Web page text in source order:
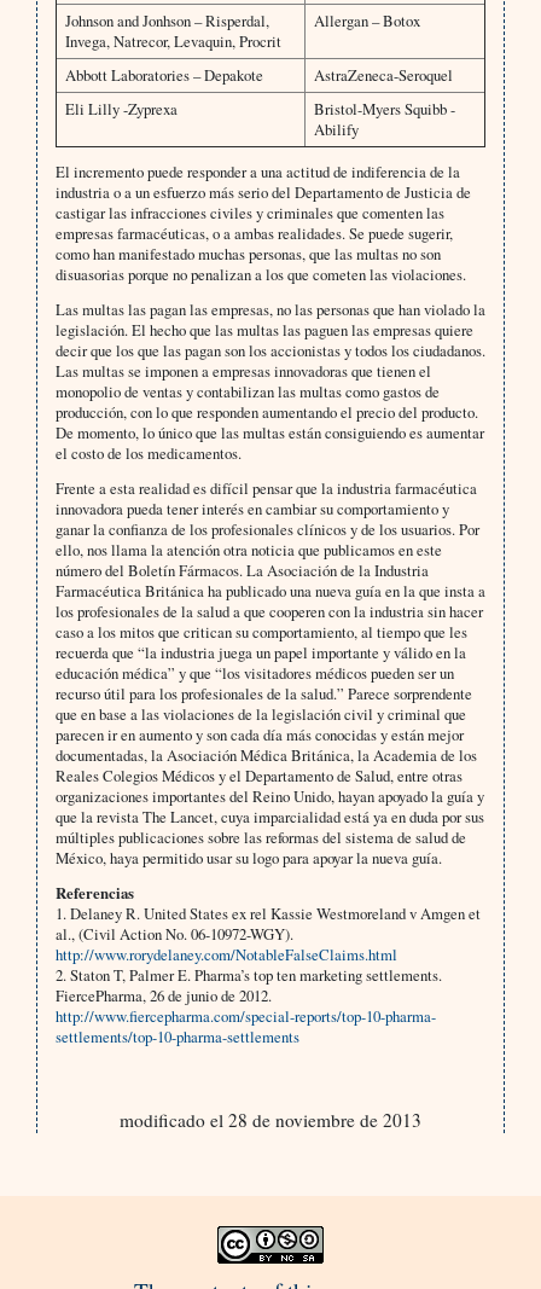
Johnson and Jonhson – Risperdal,
Invega, Natrecor, Levaquin, Procrit
Allergan – Botox
Abbott Laboratories – Depakote
AstraZeneca-Seroquel
Eli Lilly -Zyprexa
Bristol-Myers Squibb -
Abilify
El incremento puede responder a una actitud de indiferencia de la
industria o a un esfuerzo más serio del Departamento de Justicia de
castigar las infracciones civiles y criminales que comenten las
empresas farmacéuticas, o a ambas realidades. Se puede sugerir,
como han manifestado muchas personas, que las multas no son
disuasorias porque no penalizan a los que cometen las violaciones.
Las multas las pagan las empresas, no las personas que han violado la
legislación. El hecho que las multas las paguen las empresas quiere
decir que los que las pagan son los accionistas y todos los ciudadanos.
Las multas se imponen a empresas innovadoras que tienen el
monopolio de ventas y contabilizan las multas como gastos de
producción, con lo que responden aumentando el precio del producto.
De momento, lo único que las multas están consiguiendo es aumentar
el costo de los medicamentos.
Frente a esta realidad es difícil pensar que la industria farmacéutica
innovadora pueda tener interés en cambiar su comportamiento y
ganar la confianza de los profesionales clínicos y de los usuarios. Por
ello, nos llama la atención otra noticia que publicamos en este
número del Boletín Fármacos. La Asociación de la Industria
Farmacéutica Británica ha publicado una nueva guía en la que insta a
los profesionales de la salud a que cooperen con la industria sin hacer
caso a los mitos que critican su comportamiento, al tiempo que les
recuerda que “la industria juega un papel importante y válido en la
educación médica” y que “los visitadores médicos pueden ser un
recurso útil para los profesionales de la salud.” Parece sorprendente
que en base a las violaciones de la legislación civil y criminal que
parecen ir en aumento y son cada día más conocidas y están mejor
documentadas, la Asociación Médica Británica, la Academia de los
Reales Colegios Médicos y el Departamento de Salud, entre otras
organizaciones importantes del Reino Unido, hayan apoyado la guía y
que la revista The Lancet, cuya imparcialidad está ya en duda por sus
múltiples publicaciones sobre las reformas del sistema de salud de
México, haya permitido usar su logo para apoyar la nueva guía.
Referencias
1. Delaney R. United States ex rel Kassie Westmoreland v Amgen et
al., (Civil Action No. 06-10972-WGY).
http://www.rorydelaney.com/NotableFalseClaims.html
2. Staton T, Palmer E. Pharma’s top ten marketing settlements.
FiercePharma, 26 de junio de 2012.
http://www.fiercepharma.com/special-reports/top-10-pharma-
settlements/top-10-pharma-settlements
modificado el 28 de noviembre de 2013